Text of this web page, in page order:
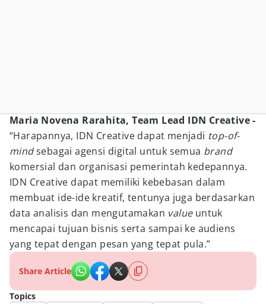
Maria Novena Rarahita, Team Lead IDN Creative -
“Harapannya, IDN Creative dapat menjadi top-of-
mindsebagai agensi digital untuk semua brand
komersial dan organisasi pemerintah kedepannya.
IDN Creative dapat memiliki kebebasan dalam
membuat ide-ide kreatif, tentunya juga berdasarkan
data analisis dan mengutamakan valueuntuk
mencapai tujuan bisnis serta sampai ke audiens
yang tepat dengan pesan yang tepat pula.”
Share Article
Topics